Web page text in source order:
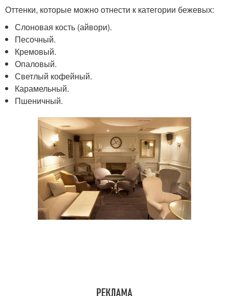
Оттенки, которые можно отнести к категории бежевых:
Слоновая кость (айвори).
Песочный.
Кремовый.
Опаловый.
Светлый кофейный.
Карамельный.
Пшеничный.